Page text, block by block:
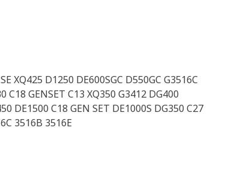
XQ425 D1250 DE600SGC D550GC G3516C
C18 GENSET C13 XQ350 G3412 DG400
DE1500 C18 GEN SET DE1000S DG350 C27
3516B 3516E